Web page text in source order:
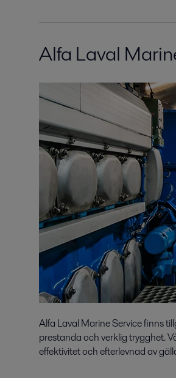
Alfa Laval
Alfa Laval Marine Service finns
prestanda och verklig trygghet.
effektivitet och efterlevnad av